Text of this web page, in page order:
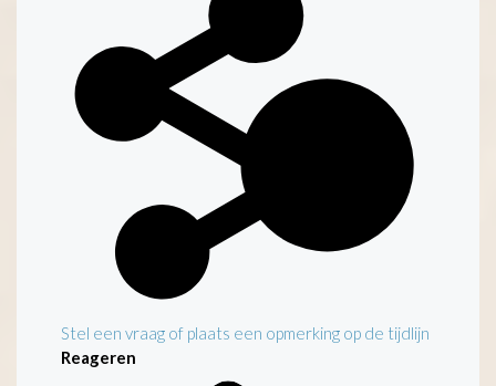
Stel een vraag of plaats een opmerking op de tijdlijn
Reageren